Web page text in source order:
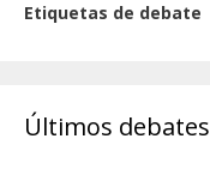
Etiquetas de debate
Últimos debates